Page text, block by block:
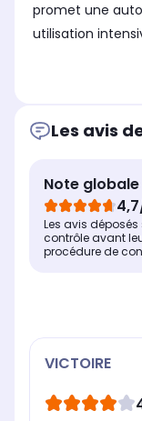
promet une
utilisation
Les avis
Note globale
Les avis
contrôle avant
procédure de
VICTOIRE